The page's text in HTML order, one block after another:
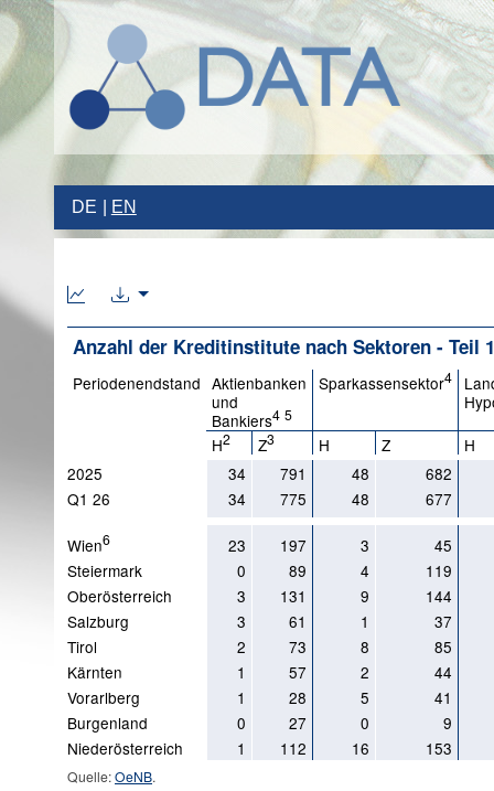
DE EN
Anzahl der Kreditinstitute nach Sektoren - Teil 1
Periodenendstand Aktienbanken
und
Bankiers4 5
Sparkassensektor4
H2 Z3 H Z
H
2025
34 791 48
682
Q1 26
34 775 48 677
Wien6 23 197 3
45
Steiermark
0 89 4
119
Oberösterreich
3 131 9
144
Salzburg
3 61 1
37
Tirol
2 73 8
85
Kärnten
1 57 2
44
Vorarlberg
1 28 5
41
Burgenland
0 27 0
9
Niederösterreich
1 112 16 153
Quelle:OeNB.